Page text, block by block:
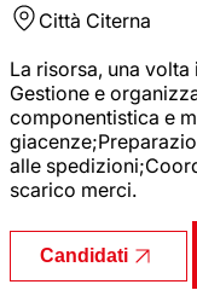
Città Citerna
La risorsa, una
Gestione e
componentistica e
alle
scarico merci.
Candidati